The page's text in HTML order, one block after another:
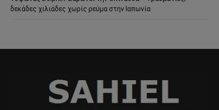
δεκάδες χιλιάδες χωρίς ρεύμα στην Ιαπωνία